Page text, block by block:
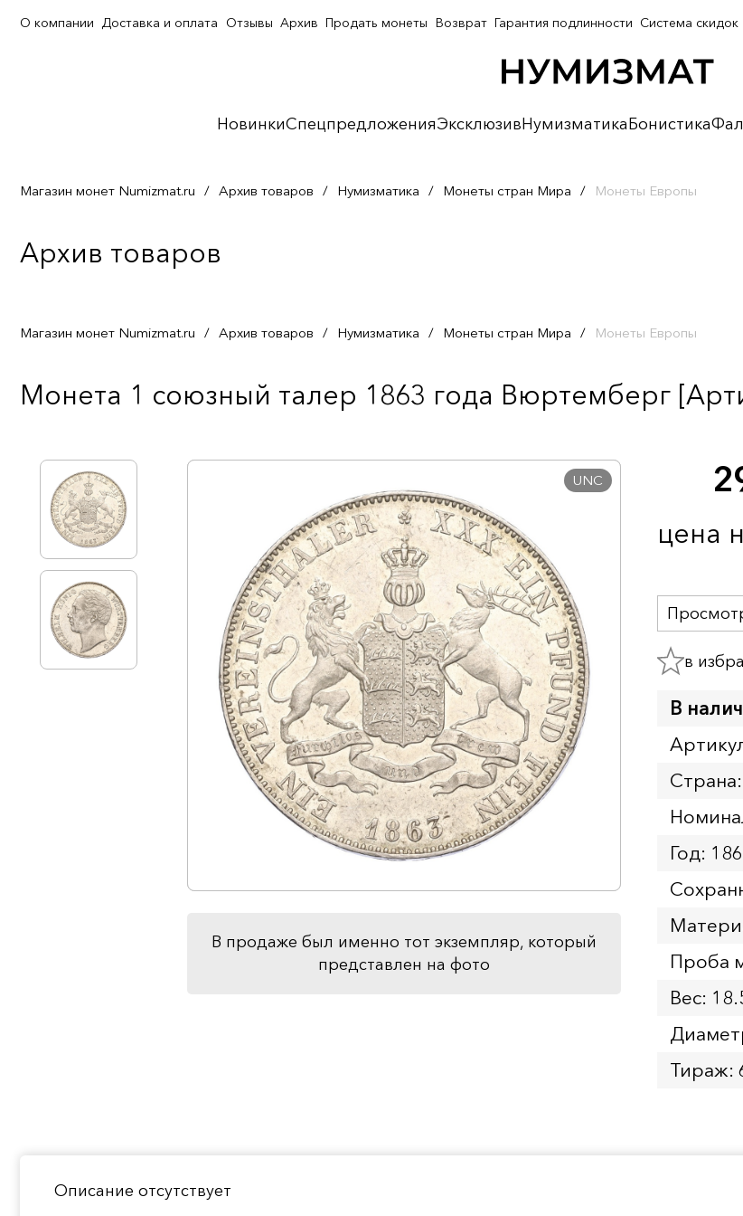
НовинкиСпецпредложенияЭксклюзивНумизматикаБонистика
О компании Доставка и оплата Отзывы Архив Продать монеты Возврат Гарантия подлинности Система скидок
Магазин монет Numizmat.ru / Архив товаров / Нумизматика / Монеты стран Мира / Монеты Европы
Архив товаров
Магазин монет Numizmat.ru / Архив товаров / Нумизматика / Монеты стран Мира / Монеты Европы
Монета 1 союзный талер 1863 года Вюртемберг
UNC
В продаже был именно тот экземпляр, который
представлен на фото
цена
в
В
Год:
Проба
Вес:
Тираж:
Описание отсутствует